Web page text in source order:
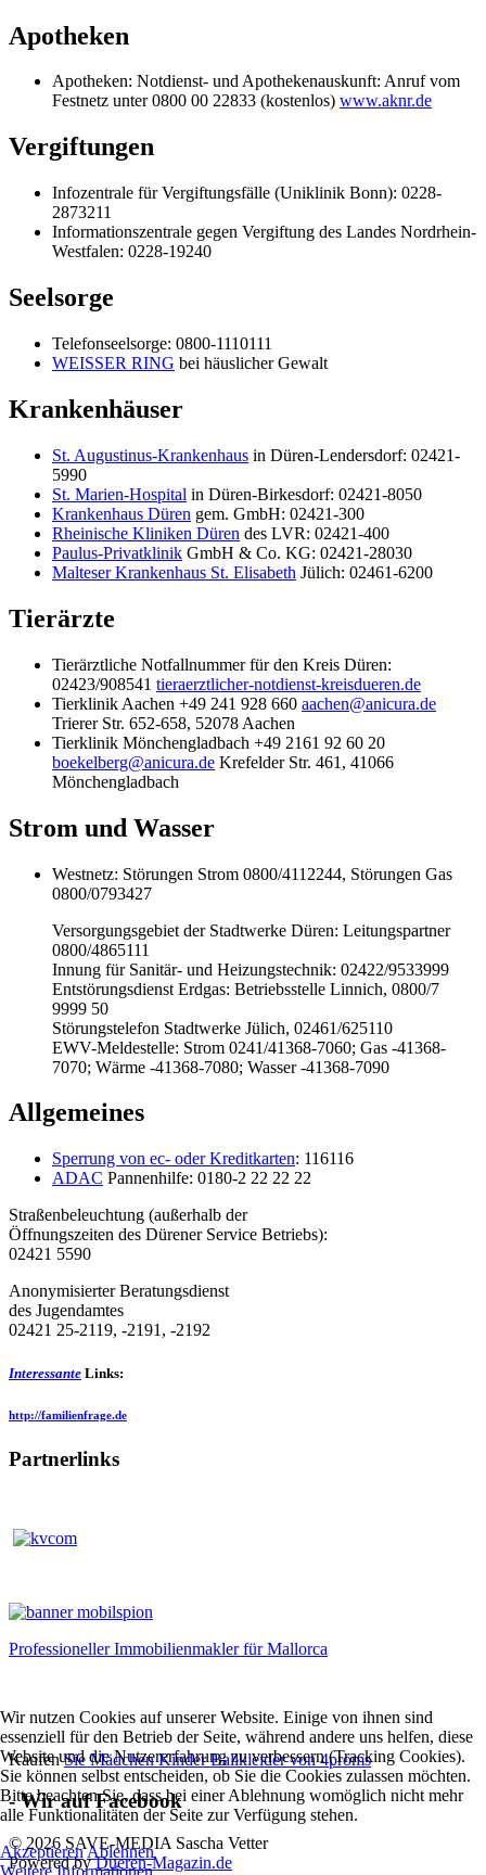
Apotheken
Apotheken: Notdienst- und Apothekenauskunft: Anruf vom
Festnetz unter 0800 00 22833 (kostenlos) www.aknr.de
Vergiftungen
Infozentrale für Vergiftungsfälle (Uniklinik Bonn): 0228-
2873211
Informationszentrale gegen Vergiftung des Landes Nordrhein-
Westfalen: 0228-19240
Seelsorge
Telefonseelsorge: 0800-1110111
WEISSER RING bei häuslicher Gewalt
Krankenhäuser
St. Augustinus-Krankenhaus in Düren-Lendersdorf: 02421-
5990
St. Marien-Hospital in Düren-Birkesdorf: 02421-8050
Krankenhaus Düren gem. GmbH: 02421-300
Rheinische Kliniken Düren des LVR: 02421-400
Paulus-Privatklinik GmbH & Co. KG: 02421-28030
Malteser Krankenhaus St. Elisabeth Jülich: 02461-6200
Tierärzte
Tierärztliche Notfallnummer für den Kreis Düren:
02423/908541 tieraerztlicher-notdienst-kreisdueren.de
Tierklinik Aachen +49 241 928 660 aachen@anicura.de
Trierer Str. 652-658, 52078 Aachen
Tierklinik Mönchengladbach +49 2161 92 60 20
boekelberg@anicura.de Krefelder Str. 461, 41066
Mönchengladbach
Strom und Wasser
Westnetz: Störungen Strom 0800/4112244, Störungen Gas
0800/0793427
Versorgungsgebiet der Stadtwerke Düren: Leitungspartner
0800/4865111
Innung für Sanitär- und Heizungstechnik: 02422/9533999
Entstörungsdienst Erdgas: Betriebsstelle Linnich, 0800/7
9999 50
Störungstelefon Stadtwerke Jülich, 02461/625110
EWV-Meldestelle: Strom 0241/41368-7060; Gas -41368-
7070; Wärme -41368-7080; Wasser -41368-7090
Allgemeines
Sperrung von ec- oder Kreditkarten: 116116
ADAC Pannenhilfe: 0180-2 22 22 22
Straßenbeleuchtung (außerhalb der
Öffnungszeiten des Dürener Service Betriebs):
02421 5590
Anonymisierter Beratungsdienst
des Jugendamtes
02421 25-2119, -2191, -2192
Interessante Links:
http://familienfrage.de
Partnerlinks
Professioneller Immobilienmakler für Mallorca
KaufenSie Mädchen Kinder Ballkleider von 4proms
- Wir auf Facebook
© 2026 SAVE-MEDIA Sascha Vetter
Powered byDueren-Magazin.de
Wir nutzen Cookies auf unserer Website. Einige von ihnen sind
essenziell für den Betrieb der Seite, während andere uns helfen, diese
Website und die Nutzererfahrung zu verbessern (Tracking Cookies).
Sie können selbst entscheiden, ob Sie die Cookies zulassen möchten.
Bitte beachten Sie, dass bei einer Ablehnung womöglich nicht mehr
alle Funktionalitäten der Seite zur Verfügung stehen.
AkzeptierenAblehnen
Weitere Informationen